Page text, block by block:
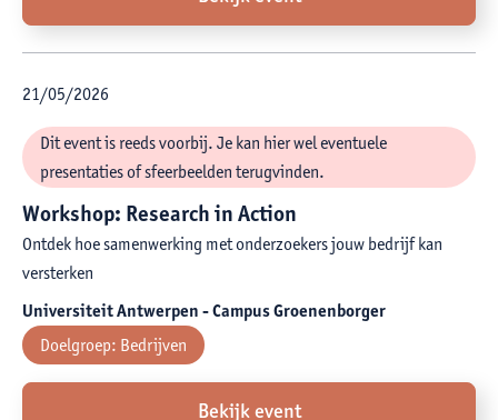
21/05/2026
Dit event is reeds voorbij. Je kan hier wel eventuele
presentaties of sfeerbeelden terugvinden.
Workshop: Research in Action
Ontdek hoe samenwerking met onderzoekers jouw bedrijf kan
versterken
Universiteit Antwerpen - Campus Groenenborger
Doelgroep: Bedrijven
Bekijk event